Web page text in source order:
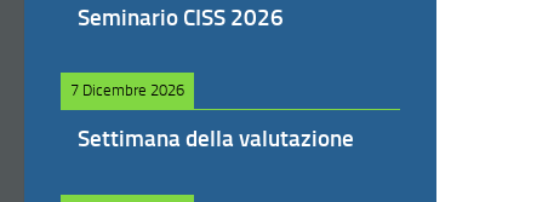
Seminario CISS 2026
7 Dicembre 2026
Settimana della valutazione